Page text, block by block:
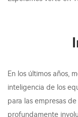
En los últimos años,
inteligencia de los
para las empresas
profundamente